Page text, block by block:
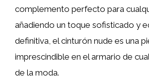
complemento perfecto para
añadiendo un toque sofisticado y
definitiva, el cinturón nude es una
imprescindible en el armario de
de la moda.